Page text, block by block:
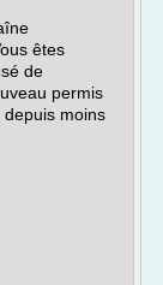
êtes
de
permis
moins